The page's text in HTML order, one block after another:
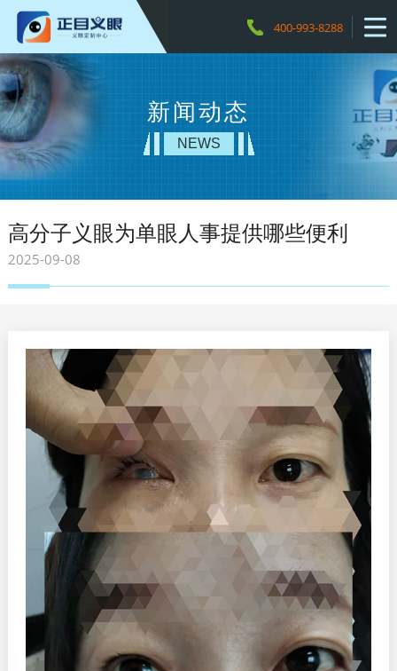
400-993-8288
新闻动态
NEWS
高分子义眼为单眼人事提供哪些便利
2025-09-08